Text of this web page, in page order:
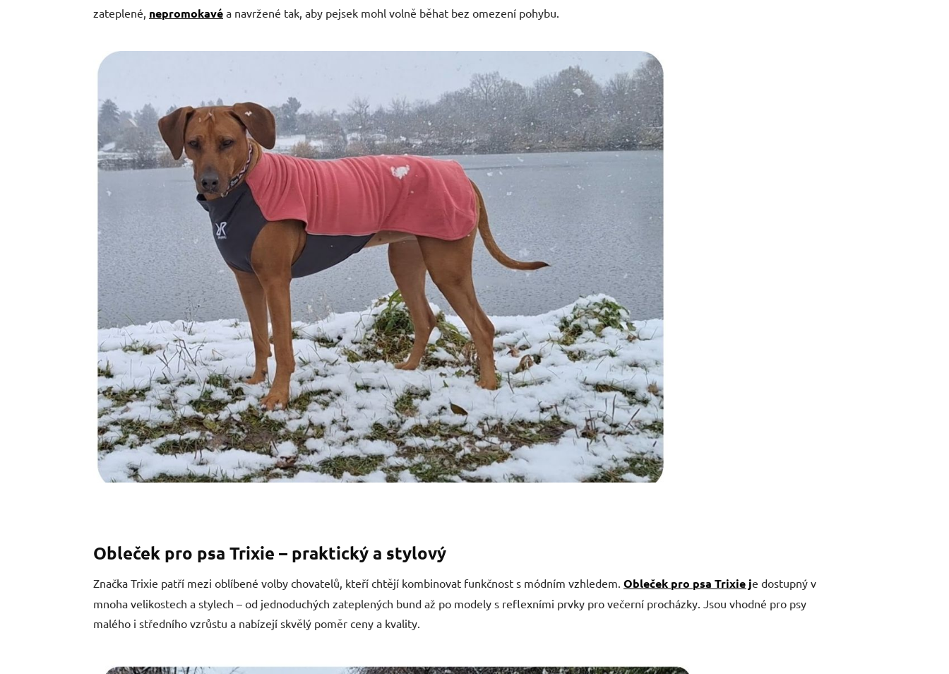
zateplené, nepromokavé a navržené tak, aby pejsek mohl volně běhat bez omezení pohybu.
Obleček pro psa Trixie – praktický a stylový
Značka Trixie patří mezi oblíbené volby chovatelů, kteří chtějí kombinovat funkčnost s módním vzhledem. Obleček pro psa Trixie je dostupný v
mnoha velikostech a stylech – od jednoduchých zateplených bund až po modely s reflexními prvky pro večerní procházky. Jsou vhodné pro psy
malého i středního vzrůstu a nabízejí skvělý poměr ceny a kvality.